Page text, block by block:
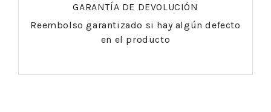
GARANTÍA DE DEVOLUCIÓN
Reembolso garantizado si hay algún defecto
en el producto